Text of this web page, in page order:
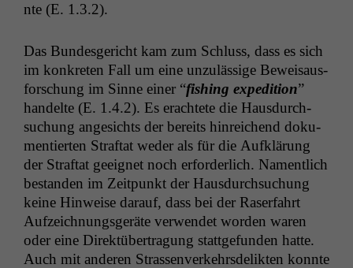
nte (E. 1.3.2).
Das Bun­des­gericht kam zum Schluss, dass es sich
im konkreten Fall um eine unzuläs­sige Beweisaus­
forschung im Sinne ein­er “fish­ing expe­di­tion”
han­delte (E. 1.4.2). Es erachtete die Haus­durch­
suchung angesichts der bere­its hin­re­ichend doku­
men­tierten Straftat wed­er als für die Aufk­lärung
der Straftat geeignet noch erforder­lich. Namentlich
bestanden im Zeit­punkt der Haus­durch­suchung
keine Hin­weise darauf, dass bei der Raser­fahrt
Aufze­ich­nungs­geräte ver­wen­det wor­den waren
oder eine Direk­tüber­tra­gung stattge­fun­den hat­te.
Auch mit anderen Strassen­verkehrs­de­lik­ten kon­nte